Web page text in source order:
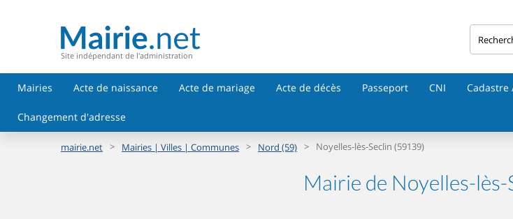
Site indépendant de l'administration
Mairies Acte de naissance Acte de mariage Acte de décès Passeport CNI Cadastre
Changement d'adresse
mairie.net > Mairies | Villes | Communes > Nord (59) > Noyelles-lès-Seclin (59139)
Mairie de Noyelles-